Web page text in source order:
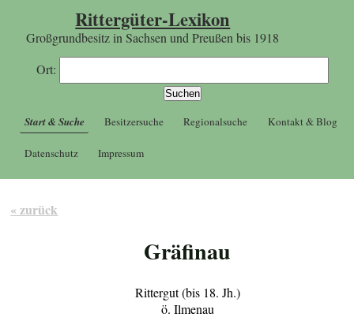
Rittergüter-Lexikon
Großgrundbesitz in Sachsen und Preußen bis 1918
Ort:
Start & Suche Besitzersuche Regionalsuche Kontakt & Blog
Datenschutz Impressum
« zurück
Gräfinau
Rittergut (bis 18. Jh.)
ö. Ilmenau